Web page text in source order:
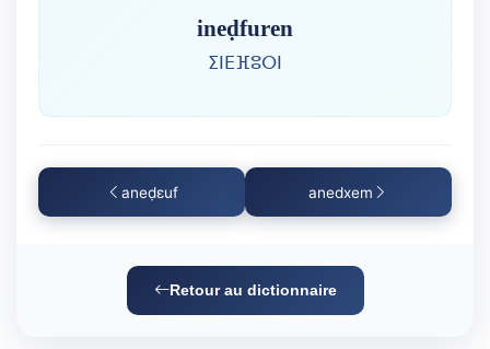
ineḍfuren
ⵉⵏⴹⴼⵓⵔⵏ
aneḍɛuf anedxem
Retour au dictionnaire